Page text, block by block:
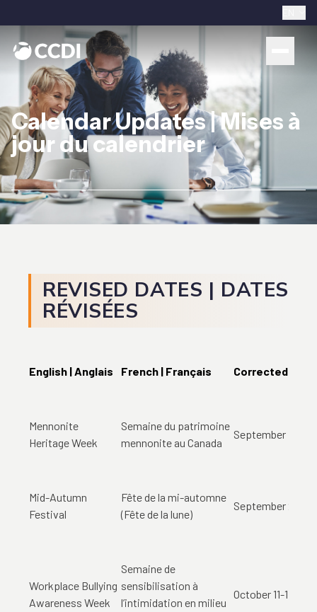
Calendar Updates |Mises à
jour du calendrier
REVISED DATES | DATES
RÉVISÉES
English | Anglais French | Français Corrected
Mennonite
Heritage Week
Semaine du patrimoine
mennonite au Canada
September 7-13
Mid-Autumn
Festival
Fête de la mi-automne
(Fête de la lune)
September 25
Workplace Bullying
Awareness Week
Semaine de
sensibilisation à
l’intimidation en milieu
October 11-17